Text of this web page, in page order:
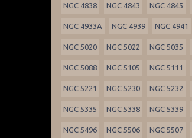
NGC 4838 NGC 4843 NGC 4845
NGC 4933A NGC 4939 NGC 4941
NGC 5020 NGC 5022 NGC 5035
NGC 5088 NGC 5105 NGC 5111
NGC 5221 NGC 5230 NGC 5232
NGC 5335 NGC 5338 NGC 5339
NGC 5496 NGC 5506 NGC 5507